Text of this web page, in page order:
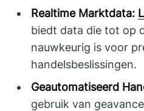
Realtime Marktdata:
biedt data die tot op
nauwkeurig is voor
handelsbeslissingen.
Geautomatiseerd
gebruik van